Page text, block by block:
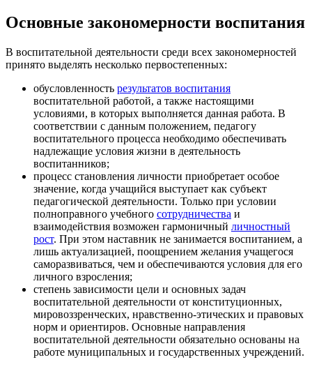
Основные закономерности воспитания
В воспитательной деятельности среди всех закономерностей
принято выделять несколько первостепенных:
обусловленность результатов воспитания
воспитательной работой, а также настоящими
условиями, в которых выполняется данная работа. В
соответствии с данным положением, педагогу
воспитательного процесса необходимо обеспечивать
надлежащие условия жизни в деятельность
воспитанников;
процесс становления личности приобретает особое
значение, когда учащийся выступает как субъект
педагогической деятельности. Только при условии
полноправного учебного сотрудничества и
взаимодействия возможен гармоничный личностный
рост. При этом наставник не занимается воспитанием, а
лишь актуализацией, поощрением желания учащегося
саморазвиваться, чем и обеспечиваются условия для его
личного взросления;
степень зависимости цели и основных задач
воспитательной деятельности от конституционных,
мировоззренческих, нравственно-этических и правовых
норм и ориентиров. Основные направления
воспитательной деятельности обязательно основаны на
работе муниципальных и государственных учреждений.